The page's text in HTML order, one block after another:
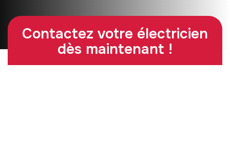
Contactez votre électricien
dès maintenant !